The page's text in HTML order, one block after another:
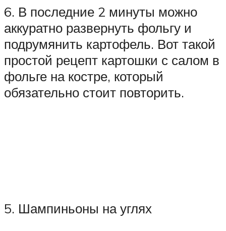
6. В последние 2 минуты можно
аккуратно развернуть фольгу и
подрумянить картофель. Вот такой
простой рецепт картошки с салом в
фольге на костре, который
обязательно стоит повторить.
5. Шампиньоны на углях